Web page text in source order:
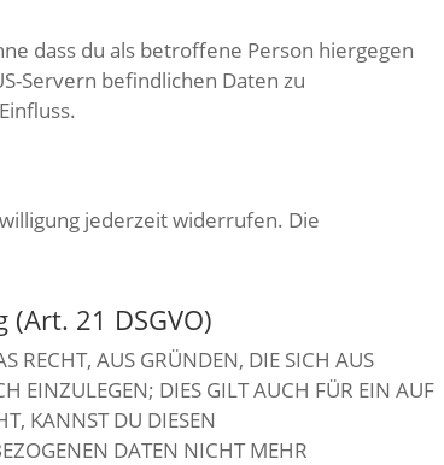
dass du als betroffene Person hiergegen
Servern befindlichen Daten zu
jederzeit widerrufen. Die
21 DSGVO)
RECHT, AUS GRÜNDEN, DIE SICH AUS
EINZULEGEN; DIES GILT AUCH FÜR EIN AUF
KANNST DU DIESEN
DATEN NICHT MEHR